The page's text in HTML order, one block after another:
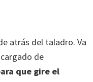
atrás del taladro. Va
de
que gire el